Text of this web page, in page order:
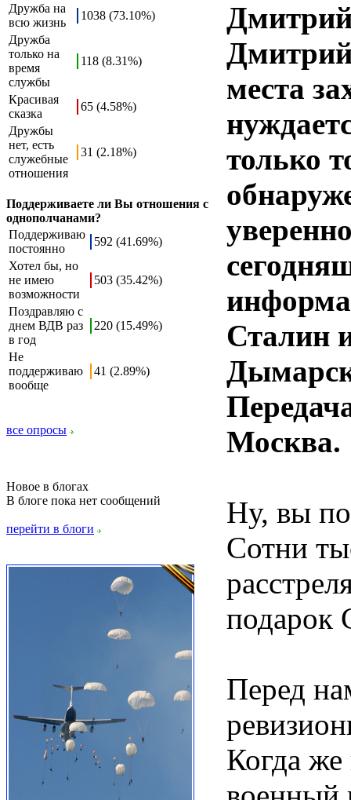
Дружба на
всю жизнь
1038 (73.10%)
Дружба
только на
время
службы
118 (8.31%)
Красивая
сказка
65 (4.58%)
Дружбы
нет, есть
служебные
отношения
31 (2.18%)
Поддерживаете ли Вы отношения с
однополчанами?
Поддерживаю
постоянно
592 (41.69%)
Хотел бы, но
не имею
возможности
503 (35.42%)
Поздравляю с
днем ВДВ раз
в год
220 (15.49%)
Не
поддерживаю
вообще
41 (2.89%)
все опросы
Новое в блогах
В блоге пока нет сообщений
перейти в блоги
Дмитрий
места
только
Сталин
Москва.
Ну, вы
Сотни
подарок
Перед
Когда